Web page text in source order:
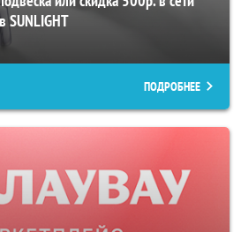
SUNLIGHT
ПОДРОБНЕЕ